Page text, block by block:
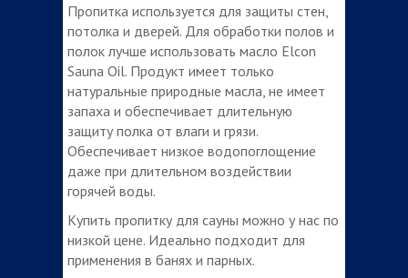
Пропитка используется для защиты стен,
потолка и дверей. Для обработки полов и
полок лучше использовать масло Elcon
Sauna Oil. Продукт имеет только
натуральные природные масла, не имеет
запаха и обеспечивает длительную
защиту полка от влаги и грязи.
Обеспечивает низкое водопоглощение
даже при длительном воздействии
горячей воды.
Купить пропитку для сауны можно у нас по
низкой цене. Идеально подходит для
применения в банях и парных.